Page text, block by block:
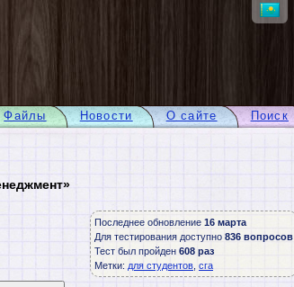
Поиск
О сайте
Новости
Файлы
Последнее обновление 16 марта
Для тестирования доступно 836 вопросов
Тест был пройден 608 раз
Метки: для студентов сга